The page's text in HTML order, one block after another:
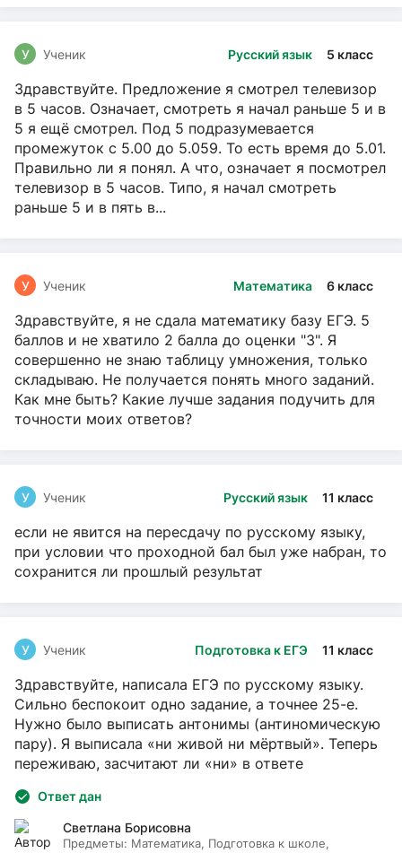
Русский язык 5 класс
У Ученик
Здравствуйте. Предложение я смотрел телевизор
в 5 часов. Означает, смотреть я начал раньше 5 и в
5 я ещё смотрел. Под 5 подразумевается
промежуток с 5.00 до 5.059. То есть время до 5.01.
Правильно ли я понял. А что, означает я посмотрел
телевизор в 5 часов. Типо, я начал смотреть
раньше 5 и в пять в...
Математика 6 класс
У Ученик
Здравствуйте, я не сдала математику базу ЕГЭ. 5
баллов и не хватило 2 балла до оценки "3". Я
совершенно не знаю таблицу умножения, только
складываю. Не получается понять много заданий.
Как мне быть? Какие лучше задания подучить для
точности моих ответов?
Русский язык 11 класс
У Ученик
если не явится на пересдачу по русскому языку,
при условии что проходной бал был уже набран, то
сохранится ли прошлый результат
Подготовка к ЕГЭ 11 класс
У Ученик
Здравствуйте, написала ЕГЭ по русскому языку.
Сильно беспокоит одно задание, а точнее 25-е.
Нужно было выписать антонимы (антиномическую
пару). Я выписала «ни живой ни мёртвый». Теперь
переживаю, засчитают ли «ни» в ответе
Ответ дан
Светлана Борисовна
Предметы: Математика, Подготовка к школе,